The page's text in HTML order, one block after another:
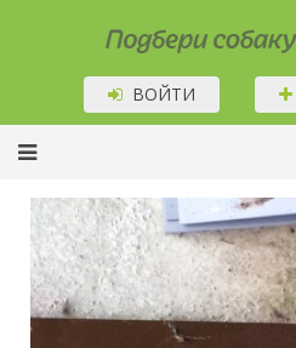
Подбери собаку!
ВОЙТИ